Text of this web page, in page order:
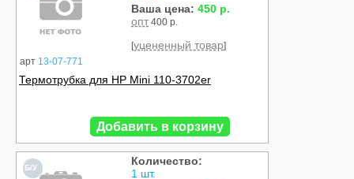
арт 13-07-771
Ваша цена: 450 р.
опт 400 р.
[уцененный товар]
Термотрубка для HP Mini 110-3702er
Добавить в корзину
Б/У
Количество:
1 шт.